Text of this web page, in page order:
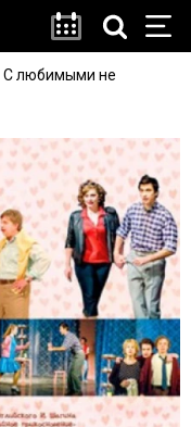
С любимыми не